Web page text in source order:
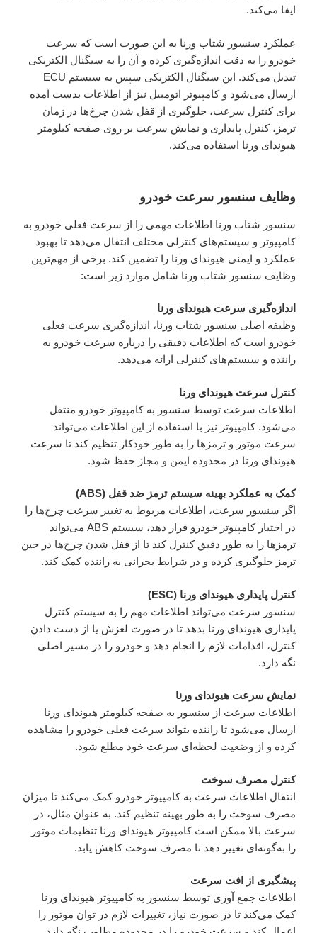
ایفا می‌کند.
عملکرد سنسور شتاب ورنا به این صورت است که سرعت
خودرو را به دقت اندازه‌گیری کرده و آن را به سیگنال الکتریکی
تبدیل می‌کند. این سیگنال الکتریکی سپس به سیستم ECU
ارسال می‌شود و کامپیوتر اتومبیل نیز از اطلاعات بدست آمده
برای کنترل سرعت، جلوگیری از قفل شدن چرخ‌ها در زمان
ترمز، کنترل پایداری و نمایش سرعت بر روی صفحه کیلومتر
هیوندای ورنا استفاده می‌کند.
وظایف سنسور سرعت خودرو
سنسور شتاب ورنا اطلاعات مهمی را از سرعت فعلی خودرو به
کامپیوتر و سیستم‌های کنترلی مختلف انتقال می‌دهد تا بهبود
عملکرد و ایمنی هیوندای ورنا را تضمین کند. برخی از مهم‌ترین
وظایف سنسور شتاب ورنا شامل موارد زیر است:
اندازه‌گیری سرعت هیوندای ورنا
وظیفه اصلی سنسور شتاب ورنا، اندازه‌گیری سرعت فعلی
خودرو است که اطلاعات دقیقی را درباره سرعت خودرو به
راننده و سیستم‌های کنترلی ارائه می‌دهد.
کنترل سرعت هیوندای ورنا
اطلاعات سرعت توسط سنسور به کامپیوتر خودرو منتقل
می‌شود. کامپیوتر نیز با استفاده از این اطلاعات می‌تواند
سرعت موتور و ترمزها را به طور خودکار تنظیم کند تا سرعت
هیوندای ورنا در محدوده ایمن و مجاز حفظ شود.
کمک به عملکرد بهینه سیستم ترمز ضد قفل (ABS)
اگر سنسور سرعت، اطلاعات مربوط به تغییر سرعت چرخ‌ها را
در اختیار کامپیوتر خودرو قرار دهد، سیستم ABS می‌تواند
ترمز‌ها را به طور دقیق کنترل کند تا از قفل شدن چرخ‌ها در حین
ترمز جلوگیری کرده و در شرایط بحرانی به راننده کمک کند.
کنترل پایداری هیوندای ورنا (ESC)
سنسور سرعت می‌تواند اطلاعات مهم را به سیستم کنترل
پایداری هیوندای ورنا بدهد تا در صورت لغزش یا از دست دادن
کنترل، اقدامات لازم را انجام دهد و خودرو را در مسیر اصلی
نگه دارد.
نمایش سرعت هیوندای ورنا
اطلاعات سرعت از سنسور به صفحه کیلومتر هیوندای ورنا
ارسال می‌شود تا راننده بتواند سرعت فعلی خودرو را مشاهده
کرده و از وضعیت لحظه‌ای سرعت خود مطلع شود.
کنترل مصرف سوخت
انتقال اطلاعات سرعت به کامپیوتر خودرو کمک می‌کند تا میزان
مصرف سوخت را به طور بهینه تنظیم کند. به عنوان مثال، در
سرعت بالا ممکن است کامپیوتر هیوندای ورنا تنظیمات موتور
را به‌گونه‌ای تغییر دهد تا مصرف سوخت کاهش یابد.
پیشگیری از افت سرعت
اطلاعات جمع آوری توسط سنسور به کامپیوتر هیوندای ورنا
کمک می‌کند تا در صورت نیاز، تغییرات لازم در توان موتور را